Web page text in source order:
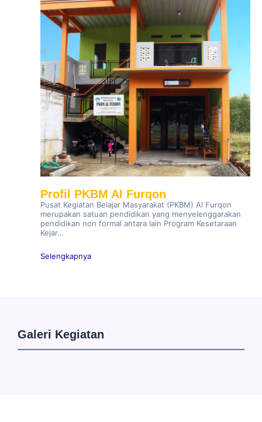
Profil PKBM Al Furqon
Pusat Kegiatan Belajar Masyarakat (PKBM) Al Furqon
merupakan satuan pendidikan yang menyelenggarakan
pendidikan non formal antara lain Program Kesetaraan
Kejar…
Selengkapnya
Galeri Kegiatan